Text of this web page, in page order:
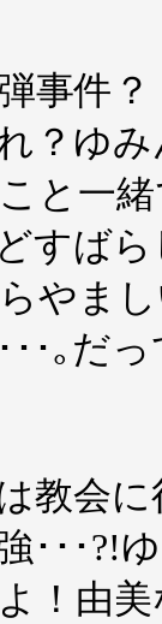
事件
？ゆ
と一
すば
やま
･｡だ
教会
･･･?!
よ！由